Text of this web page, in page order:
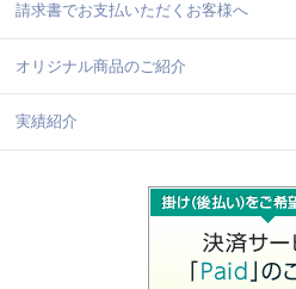
請求書でお支払いただくお客様へ
オリジナル商品のご紹介
実績紹介